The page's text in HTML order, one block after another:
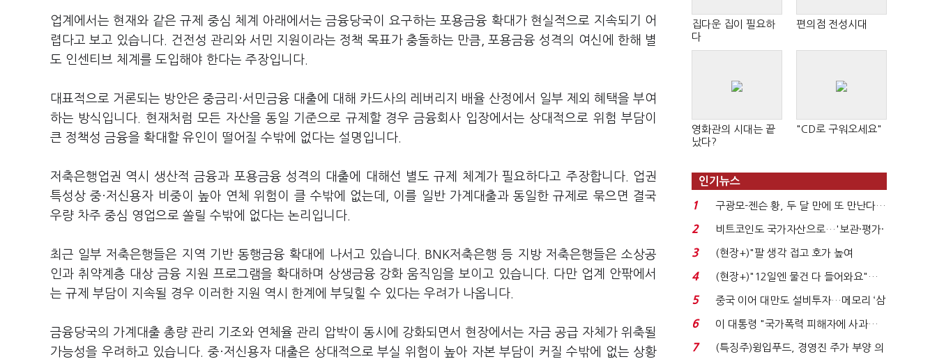
업계에서는 현재와 같은 규제 중심 체계 아래에서는 금융당국이 요구하는 포용금융 확대가 현실적으로 지속되기 어
렵다고 보고 있습니다. 건전성 관리와 서민 지원이라는 정책 목표가 충돌하는 만큼, 포용금융 성격의 여신에 한해 별
도 인센티브 체계를 도입해야 한다는 주장입니다.
대표적으로 거론되는 방안은 중금리·서민금융 대출에 대해 카드사의 레버리지 배율 산정에서 일부 제외 혜택을 부여
하는 방식입니다. 현재처럼 모든 자산을 동일 기준으로 규제할 경우 금융회사 입장에서는 상대적으로 위험 부담이
큰 정책성 금융을 확대할 유인이 떨어질 수밖에 없다는 설명입니다.
저축은행업권 역시 생산적 금융과 포용금융 성격의 대출에 대해선 별도 규제 체계가 필요하다고 주장합니다. 업권
특성상 중·저신용자 비중이 높아 연체 위험이 클 수밖에 없는데, 이를 일반 가계대출과 동일한 규제로 묶으면 결국
우량 차주 중심 영업으로 쏠릴 수밖에 없다는 논리입니다.
최근 일부 저축은행들은 지역 기반 동행금융 확대에 나서고 있습니다. BNK저축은행 등 지방 저축은행들은 소상공
인과 취약계층 대상 금융 지원 프로그램을 확대하며 상생금융 강화 움직임을 보이고 있습니다. 다만 업계 안팎에서
는 규제 부담이 지속될 경우 이러한 지원 역시 한계에 부딪힐 수 있다는 우려가 나옵니다.
금융당국의 가계대출 총량 관리 기조와 연체율 관리 압박이 동시에 강화되면서 현장에서는 자금 공급 자체가 위축될
가능성을 우려하고 있습니다. 중·저신용자 대출은 상대적으로 부실 위험이 높아 자본 부담이 커질 수밖에 없는 상황
집다운 집이 필요하
다
편의점 전성시대
영화관의 시대는 끝
났다?
"CD로 구워오세요"
인기뉴스
1
구광모-젠슨 황, 두 달 만에 또 만난다…
로봇·AI 등 논...
2
비트코인도 국가자산으로…'보관·평가·
처분' 기준은 ...
3
(현장+)"팔 생각 접고 호가 높여
요"…'덜 똘똘한 한 채' 20...
4
(현장+)"12일엔 물건 다 들어와요"…
빈 매대 채우며 문 연 ...
5
중국 이어 대만도 설비투자…메모리 ‘삼
국전쟁’
6
이 대통령 "국가폭력 피해자에 사과…
적극적 조사로 진...
7
(특징주)윙입푸드, 경영진 주가 부양 의